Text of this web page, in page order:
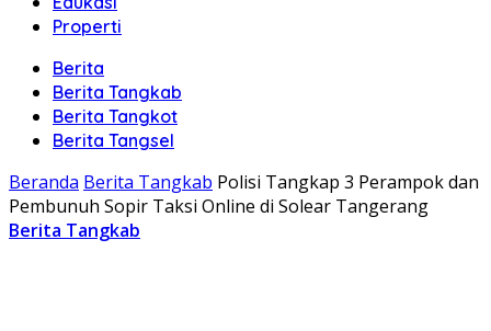
Properti
Berita
Berita Tangkab
Berita Tangkot
Berita Tangsel
Beranda Berita Tangkab Polisi Tangkap 3 Perampok dan
Pembunuh Sopir Taksi Online di Solear Tangerang
Berita Tangkab